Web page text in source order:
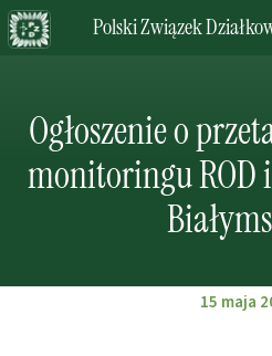
Polski Związek
Ogłoszenie o
monitoringu ROD
15 maja